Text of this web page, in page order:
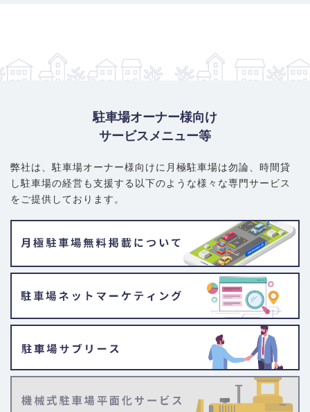
較すると落ち着いていますが、交通利便性を反映した水準となっ
ています。
普通車（平面式・自走式）：30,000円～45,000円
大型・ハイルーフ車対応：33,000円～48,000円
賢い選び方・注意ポイント： 賃料は王子神谷駅に近いほど、また
北本通りに近いほど高くなる傾向があります。コストを抑えたい
場合は、駅から少し離れた住宅街の内部や、団地内の駐車場（空
きがあれば）で探す必要があります。団地内の駐車場は、居住者
は、狭い路地や一方通行の道路も多いため、契約前に必ず現地で
駐車場への進入経路や前面道路の状況を確認することが重要で
す。北本通りは交通量が非常に多いため、入出庫のしやすさも確
駐車場オーナー様向け
サービスメニュー等
弊社は、駐車場オーナー様向けに月極駐車場は勿論、 時間貸
し駐車場の経営も支援する以下のような様々な専門サービス
をご提供しております。